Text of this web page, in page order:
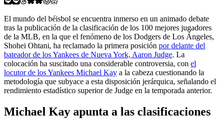
El mundo del béisbol se encuentra inmerso en un animado debate
tras la publicación de la clasificación de los 100 mejores jugadores
de la MLB, en la que el fenómeno de los Dodgers de Los Ángeles,
Shohei Ohtani, ha reclamado la primera posición por delante del
bateador de los Yankees de Nueva York, Aaron Judge. La
colocación ha suscitado una considerable controversia, con el
locutor de los Yankees Michael Kay a la cabeza cuestionando la
metodología que subyace a esta disposición jerárquica, señalando el
rendimiento estadístico superior de Judge en la temporada anterior.
Michael Kay apunta a las clasificaciones